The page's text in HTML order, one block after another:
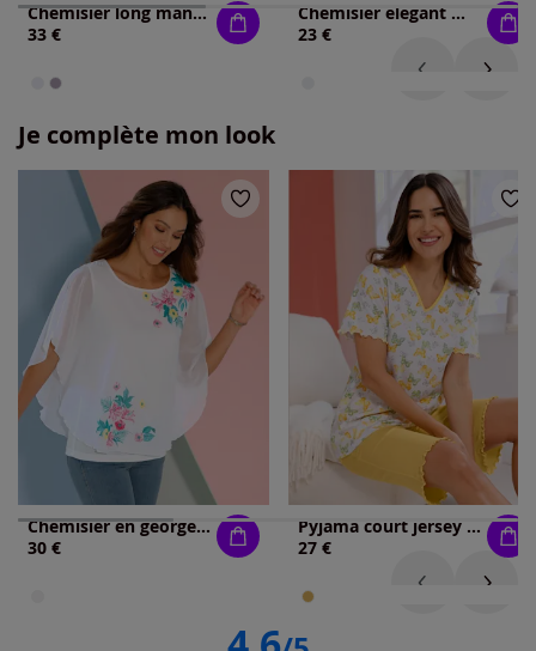
Chemisier long manches 3/4 fendues
33 €
Chemisier élégant manches 3/4 avec encolure en v
23 €
Je complète mon look
Chemisier en georgette mélange de matières à double épaisseur : jersey et partie tissée légère
30 €
Pyjama court jersey fin
27 €